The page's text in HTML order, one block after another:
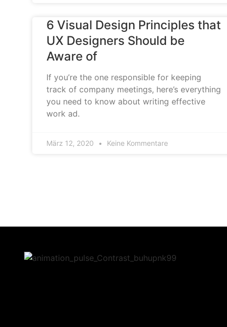
6 Visual Design Principles that
UX Designers Should be
Aware of
If you’re the one responsible for keeping
track of company meetings, here’s everything
you need to know about writing effective
work ad.
März 12, 2020 Keine Kommentare